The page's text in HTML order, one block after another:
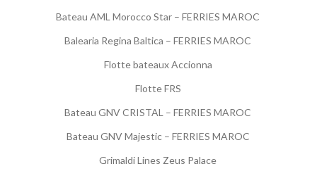
Bateau AML Morocco Star – FERRIES MAROC
Balearia Regina Baltica – FERRIES MAROC
Flotte bateaux Accionna
Flotte FRS
Bateau GNV CRISTAL – FERRIES MAROC
Bateau GNV Majestic – FERRIES MAROC
Grimaldi Lines Zeus Palace